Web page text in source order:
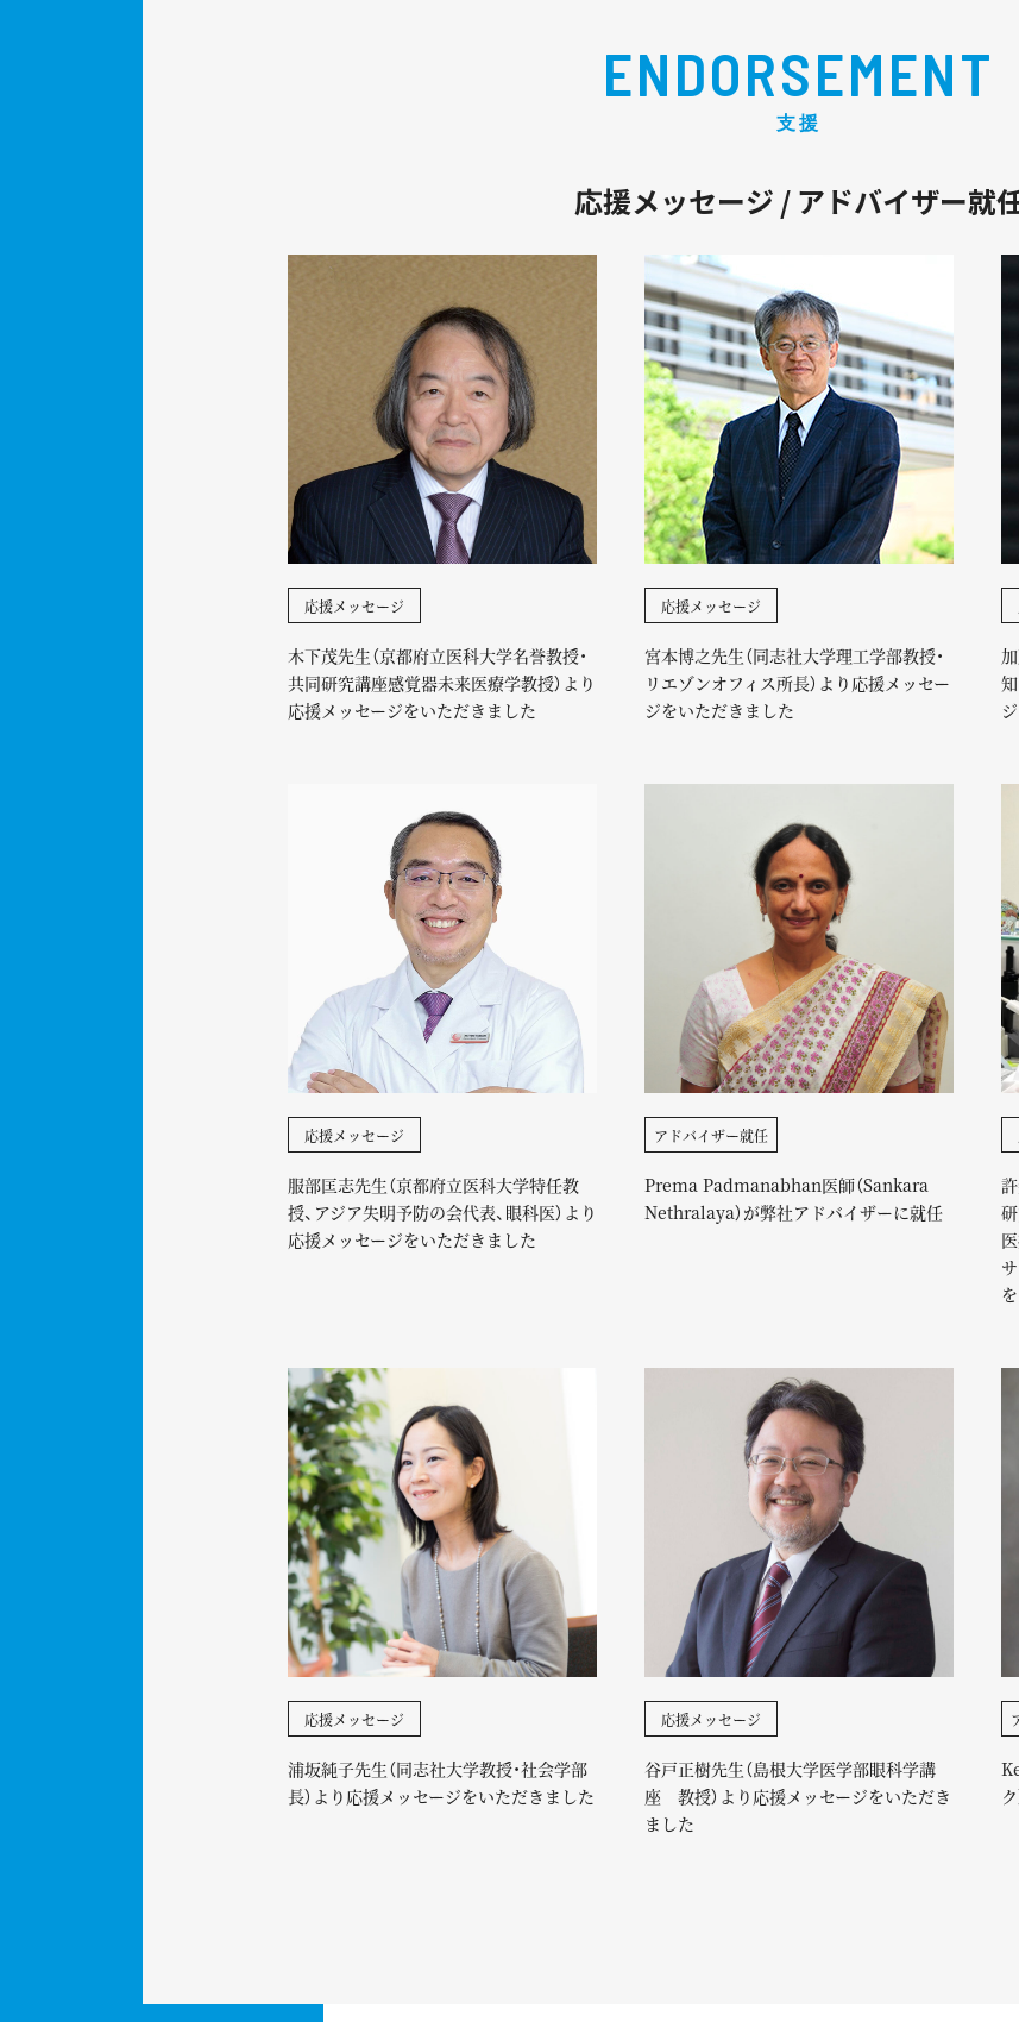
ENDORSEMENT
支援
応援メッセージ / アドバイザー就
応援メッセージ
木下茂先生（京都府立医科大学名誉教授・
共同研究講座感覚器未来医療学教授）より
応援メッセージをいただきました
応援メッセージ
宮本博之先生（同志社大学理工学部教授・
リエゾンオフィス所長）より応援メッセー
ジをいただきました
応援メッセージ
服部匡志先生（京都府立医科大学特任教
授、アジア失明予防の会代表、眼科医）より
応援メッセージをいただきました
アドバイザー就任
Prema Padmanabhan医師（Sankara
Nethralaya）が弊社アドバイザーに就任
応援メッセージ
浦坂純子先生（同志社大学教授・社会学部
長）より応援メッセージをいただきました
応援メッセージ
谷戸正樹先生（島根大学医学部眼科学講
座 教授）より応援メッセージをいただき
ました